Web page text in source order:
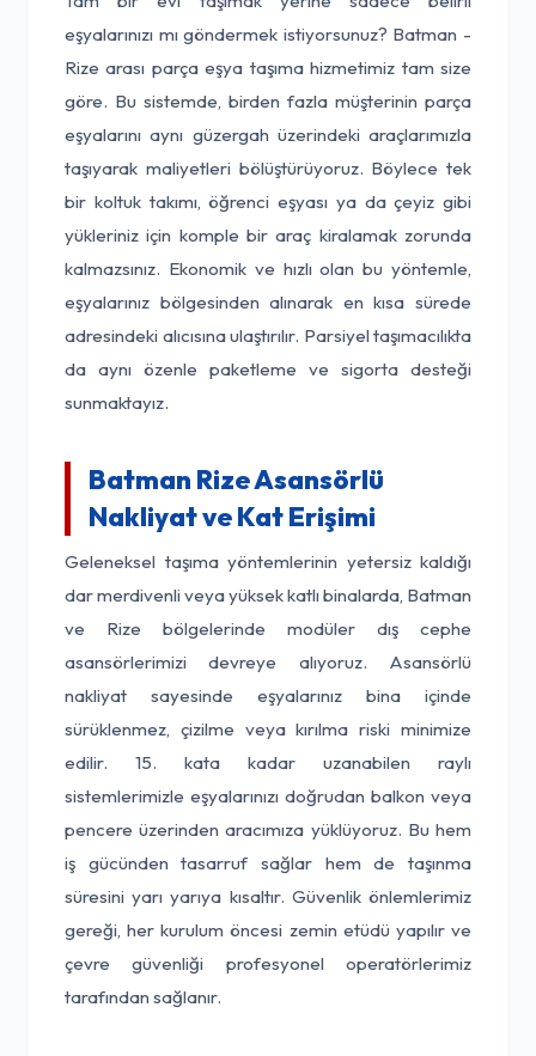
eşyalarınızı mı göndermek istiyorsunuz? Batman -
Rize arası parça eşya taşıma hizmetimiz tam size
göre. Bu sistemde, birden fazla müşterinin parça
eşyalarını aynı güzergah üzerindeki araçlarımızla
taşıyarak maliyetleri bölüştürüyoruz. Böylece tek
bir koltuk takımı, öğrenci eşyası ya da çeyiz gibi
yükleriniz için komple bir araç kiralamak zorunda
kalmazsınız. Ekonomik ve hızlı olan bu yöntemle,
eşyalarınız bölgesinden alınarak en kısa sürede
adresindeki alıcısına ulaştırılır. Parsiyel taşımacılıkta
da aynı özenle paketleme ve sigorta desteği
sunmaktayız.
Batman Rize Asansörlü
Nakliyat ve Kat Erişimi
Geleneksel taşıma yöntemlerinin yetersiz kaldığı
dar merdivenli veya yüksek katlı binalarda, Batman
ve Rize bölgelerinde modüler dış cephe
asansörlerimizi devreye alıyoruz. Asansörlü
nakliyat sayesinde eşyalarınız bina içinde
sürüklenmez, çizilme veya kırılma riski minimize
edilir. 15. kata kadar uzanabilen raylı
sistemlerimizle eşyalarınızı doğrudan balkon veya
pencere üzerinden aracımıza yüklüyoruz. Bu hem
iş gücünden tasarruf sağlar hem de taşınma
süresini yarı yarıya kısaltır. Güvenlik önlemlerimiz
gereği, her kurulum öncesi zemin etüdü yapılır ve
çevre güvenliği profesyonel operatörlerimiz
tarafından sağlanır.